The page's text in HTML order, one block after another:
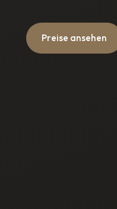
Preise ansehen